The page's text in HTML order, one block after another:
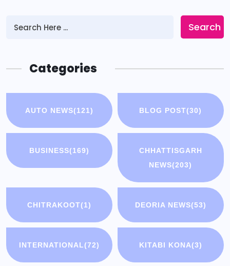
Search
Categories
AUTO NEWS(121) BLOG POST(30)
BUSINESS(169)
CHHATTISGARH
NEWS(203)
CHITRAKOOT(1) DEORIA NEWS(53)
INTERNATIONAL(72) KITABI KONA(3)